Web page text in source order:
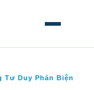
MỞ MENU
Tư Duy Phản Biện